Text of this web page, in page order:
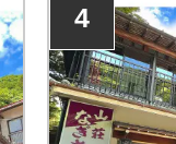
4